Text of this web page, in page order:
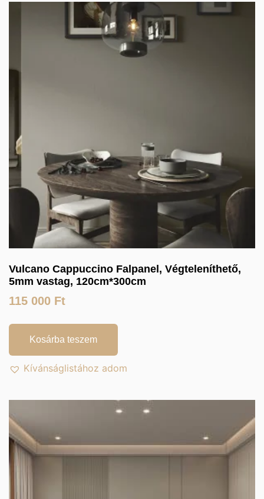
Vulcano Cappuccino Falpanel, Végteleníthető,
5mm vastag, 120cm*300cm
115 000 Ft
Kosárba teszem
Kívánságlistához adom